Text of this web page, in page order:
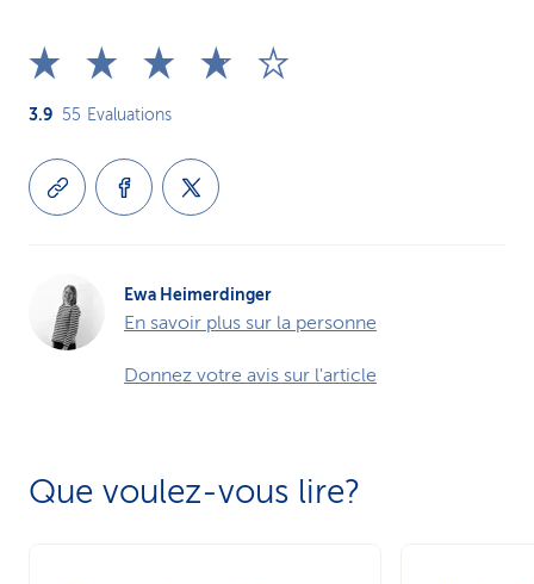
3.9 55 Evaluations
Ewa Heimerdinger
En savoir plus sur la personne
Donnez votre avis sur l'article
Que voulez-vous lire?